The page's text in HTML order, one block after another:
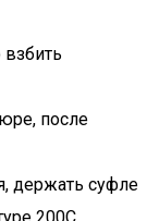
после
держать суфле